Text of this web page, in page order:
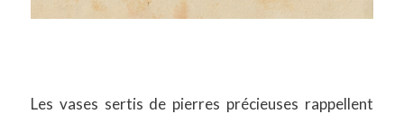
Les vases sertis de pierres précieuses rappellent